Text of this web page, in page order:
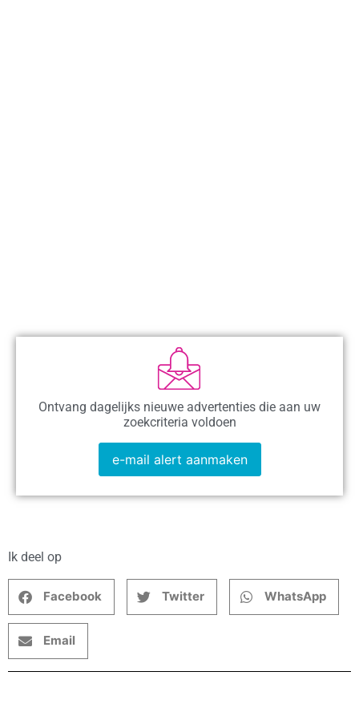
Ontvang dagelijks nieuwe advertenties die aan uw
zoekcriteria voldoen
e-mail alert aanmaken
Ik deel op
Facebook Twitter WhatsApp
Email